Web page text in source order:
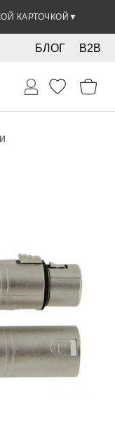
КАРТОЧКОЙ ▼
B2B
БЛОГ